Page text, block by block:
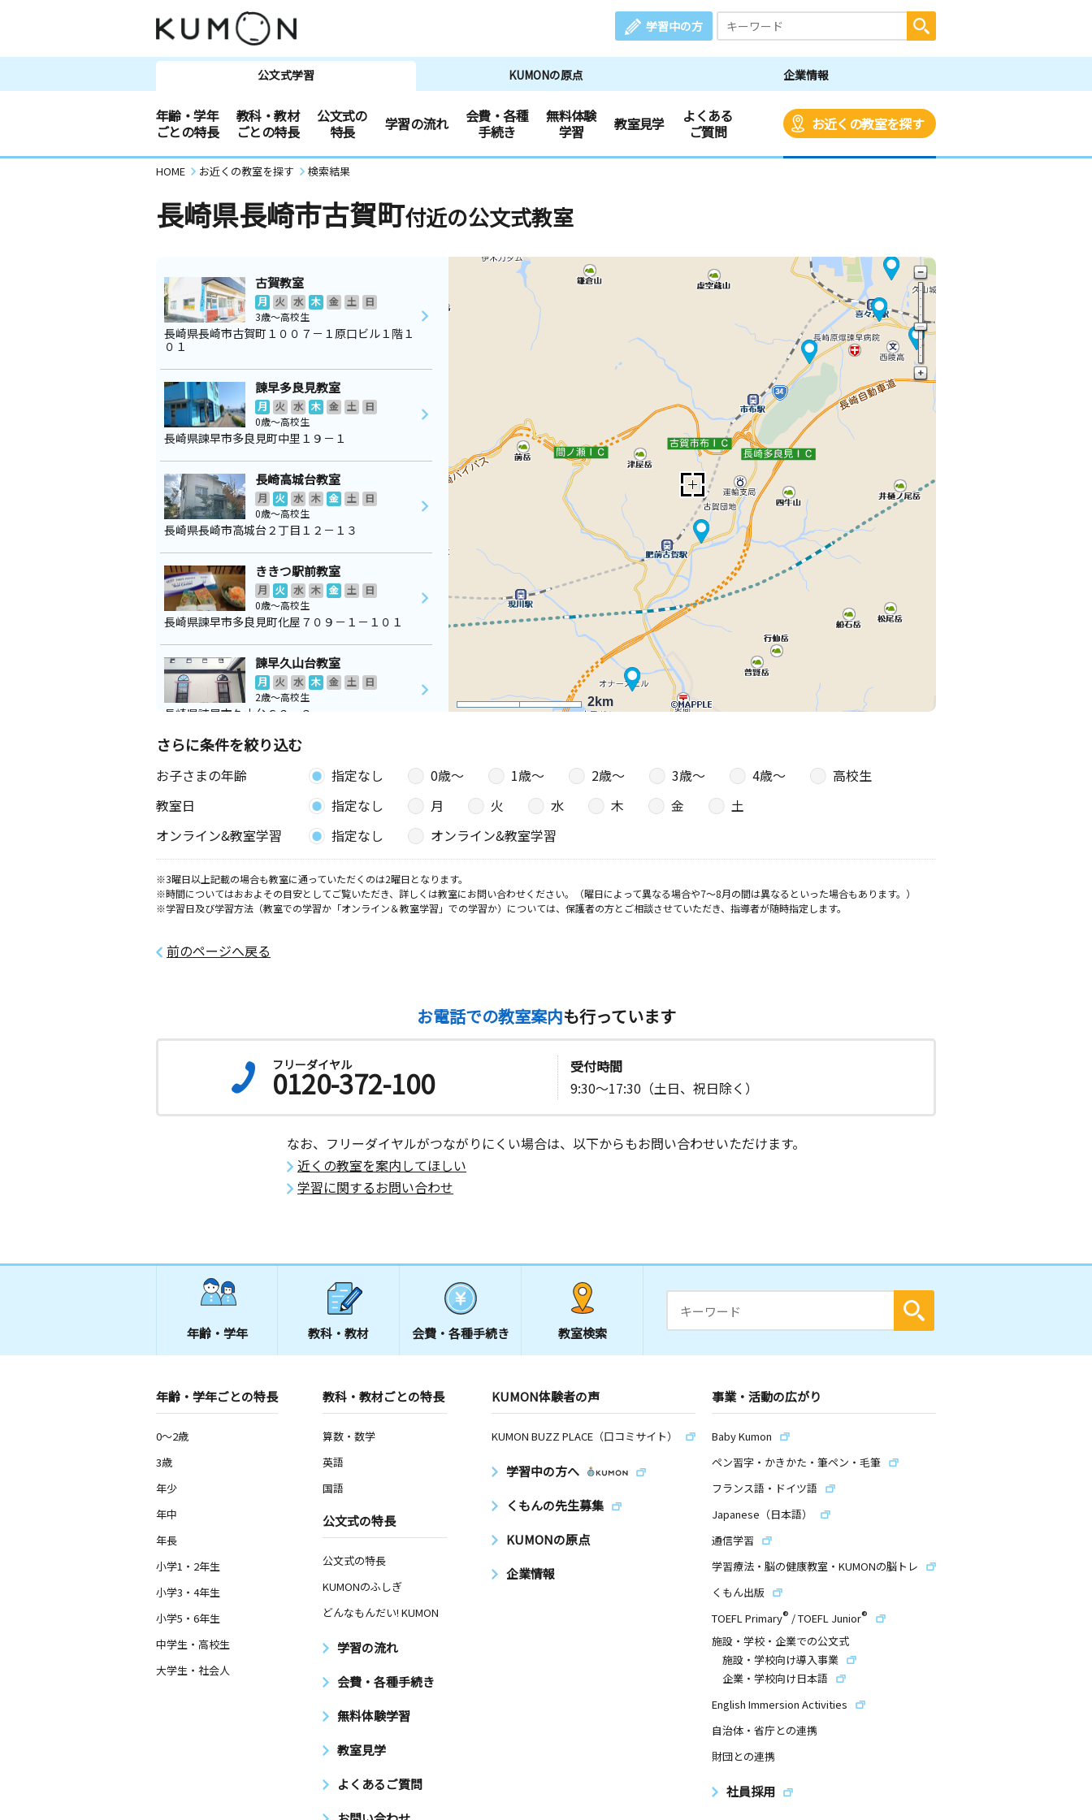
学習中の方
公文式学習 KUMONの原点 企業情報
年齢・学年
ごとの特長
教科・教材
ごとの特長
公文式の
特長
学習の流れ
会費・各種
手続き
無料体験
学習
教室見学
よくある
ご質問
お近くの教室を探す
HOME お近くの教室を探す 検索結果
長崎県長崎市古賀町付近の公文式教室
2km
古賀教室
月 火 水 木 金 土
日
3歳～高校生
長崎県長崎市古賀町１００７－１原口ビル１階１
０１
諫早多良見教室
月 火 水 木 金 土
日
0歳～高校生
長崎県諫早市多良見町中里１９－１
長崎高城台教室
月 火 水 木 金 土
日
0歳～高校生
長崎県長崎市高城台２丁目１２－１３
ききつ駅前教室
月 火 水 木 金 土
日
0歳～高校生
長崎県諫早市多良見町化屋７０９－１－１０１
諫早久山台教室
月 火 水 木 金 土
日
2歳～高校生
長崎県諫早市久山台６２－３
諫早喜々津教室
木 金 土 日
長崎県諫早市多良見町シーサイド２０－３６７
さらに条件を絞り込む
お子さまの年齢 指定なし 0歳〜 1歳〜 2歳〜 3歳〜 4歳〜
高校生
教室日
指定なし 月 火 水 木 金
土
オンライン&教室学習
指定なし オンライン&教室学習
※3曜日以上記載の場合も教室に通っていただくのは2曜日となります。
※時間についてはおおよその目安としてご覧いただき、詳しくは教室にお問い合わせください。（曜日によって異なる場合や7～8月の間は異なるといった場合もあります。）
※学習日及び学習方法（教室での学習か「オンライン＆教室学習」での学習か）については、保護者の方とご相談させていただき、指導者が随時指定します。
前のページへ戻る
お電話での教室案内も行っています
フリーダイヤル
0120-372-100
受付時間
9:30～17:30（土日、祝日除く）
なお、フリーダイヤルがつながりにくい場合は、以下からもお問い合わせいただけます。
近くの教室を案内してほしい
学習に関するお問い合わせ
年齢・学年 教科・教材 会費・ 各種手続き 教室検索
年齢・学年ごとの特長
0～2歳
3歳
年少
年中
年長
小学1・2年生
小学3・4年生
小学5・6年生
中学生・高校生
大学生・社会人
教科・教材ごとの特長
算数・数学
英語
国語
公文式の特長
公文式の特長
KUMONのふしぎ
どんなもんだい! KUMON
学習の流れ
会費・各種手続き
無料体験学習
教室見学
よくあるご質問
KUMON体験者の声
KUMON BUZZ PLACE（口コミサイト）
学習中の方へ
くもんの先生募集
KUMONの原点
企業情報
事業・活動の広がり
Baby Kumon
ペン習字・かきかた・筆ペン・毛筆
フランス語・ドイツ語
Japanese（日本語）
通信学習
学習療法・脳の健康教室・KUMONの脳トレ
くもん出版
TOEFL Primary® /TOEFL Junior®
施設・学校・企業での公文式
施設・学校向け導入事業
企業・学校向け日本語
English Immersion Activities
自治体・省庁との連携
財団との連携
社員採用